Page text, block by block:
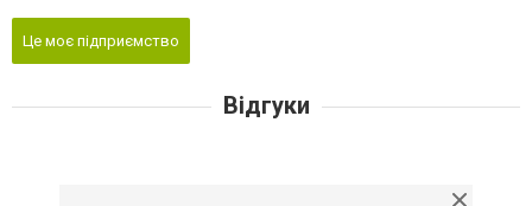
Це моє підприємство
Відгуки